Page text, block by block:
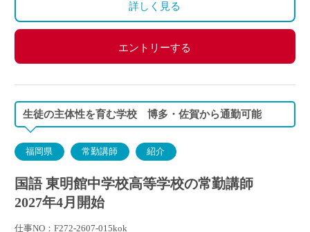
・10年目：約520万
土曜日8:25-12:55(休憩なし)
年間変形労働時間制
◇休日：第2・第4土曜日、日・祝日、その他学校スケ
詳しく見る
エントリーする
生徒の主体性を育む学校 博多・佐賀から通勤可能
福岡県 常勤講師 紹介
国語 東明館中学校高等学校の常勤講師
2027年4月開始
仕事NO：F272-2607-015kok